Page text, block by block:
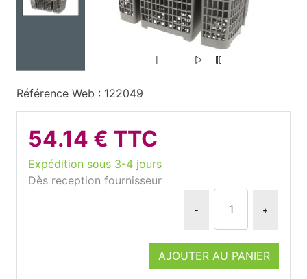
Référence Web : 122049
54.14 € TTC
Expédition sous 3-4 jours
Dès reception fournisseur
- +
AJOUTER AU PANIER